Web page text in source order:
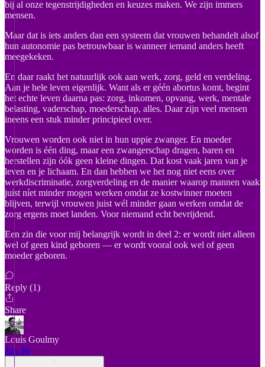
bij al onze tegenstrijdigheden en keuzes maken. We zijn immers
mensen.
Maar dat is iets anders dan een systeem dat vrouwen behandelt alsof
hun autonomie pas betrouwbaar is wanneer iemand anders heeft
meegekeken.
En daar raakt het natuurlijk ook aan werk, zorg, geld en verdeling.
Aan je hele leven eigenlijk. Want als er géén abortus komt, begint
het echte leven daarna pas: zorg, inkomen, opvang, werk, mentale
belasting, vaderschap, moederschap, alles. Daar zijn veel mensen
ineens een stuk minder principieel over.
Vrouwen worden ook niet in hun uppie zwanger. En moeder
worden is één ding, maar een zwangerschap dragen, baren en
herstellen zijn óók geen kleine dingen. Dat kost vaak jaren van je
leven en je lichaam. En dan hebben we het nog niet eens over
werkdiscriminatie, zorgverdeling en de manier waarop mannen vaak
juist níet minder mogen werken omdat ze kostwinner moeten
blijven, terwijl vrouwen juist wél minder gaan werken omdat de
zorg ergens moet landen. Voor niemand echt bevrijdend.
Een zin die voor mij belangrijk wordt in deel 2: er wordt niet alleen
wel of geen kind geboren — er wordt vooral ook wel of geen
moeder geboren.
Reply (1)
Share
Louis Goulmy
Jun 30